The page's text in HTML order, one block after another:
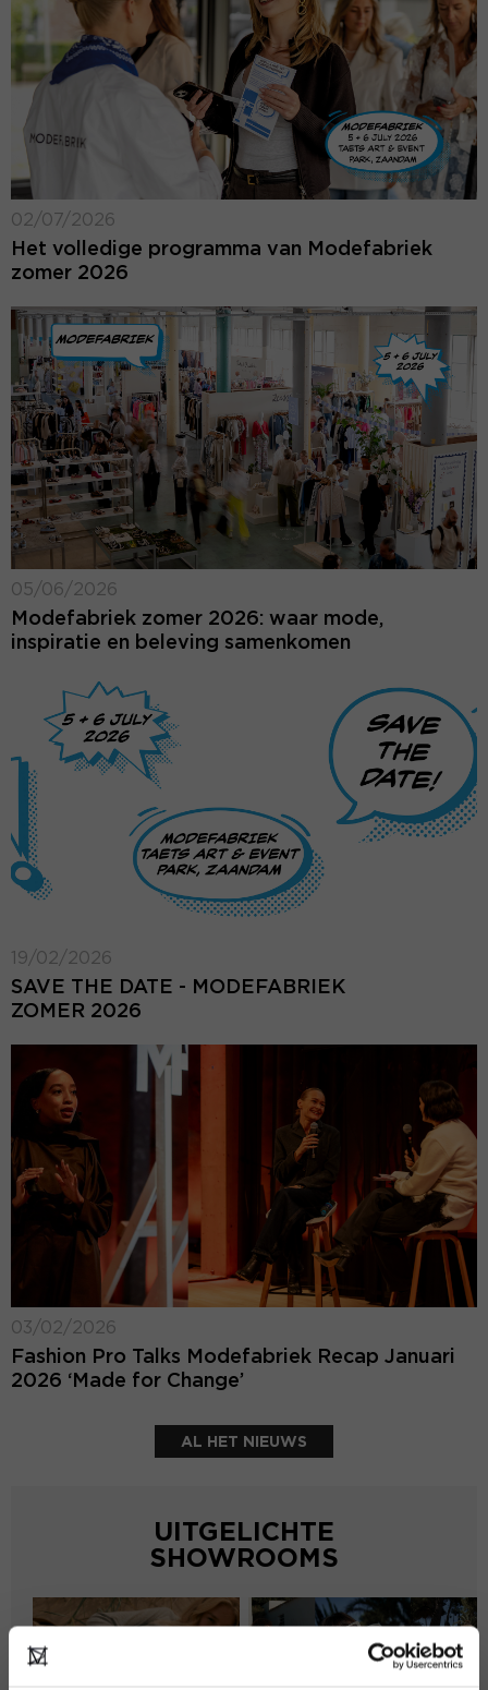
02/07/2026
Het volledige programma van Modefabriek
zomer 2026
05/06/2026
Modefabriek zomer 2026: waar mode,
inspiratie en beleving samenkomen
19/02/2026
SAVE THE DATE - MODEFABRIEK
ZOMER 2026
03/02/2026
Fashion Pro Talks Modefabriek Recap Januari
2026 ‘Made for Change’
AL HET NIEUWS
UITGELICHTE
SHOWROOMS